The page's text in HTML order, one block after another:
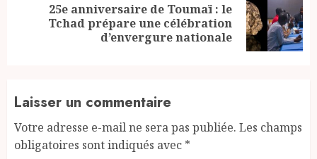
25e anniversaire de Toumaï : le
Tchad prépare une célébration
d’envergure nationale
Laisser un commentaire
Votre adresse e-mail ne sera pas publiée. Les champs
obligatoires sont indiqués avec *